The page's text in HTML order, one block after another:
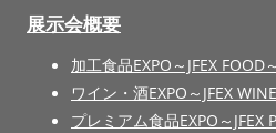
展示会概要
加工食品EXPO～JFEX FOOD～
ワイン・酒EXPO～JFEX
プレミアム食品EXPO～JFEX